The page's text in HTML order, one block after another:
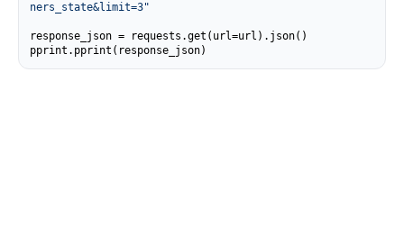
ners_state&limit=3"
response_json = requests.get(url=url).json()
pprint.pprint(response_json)